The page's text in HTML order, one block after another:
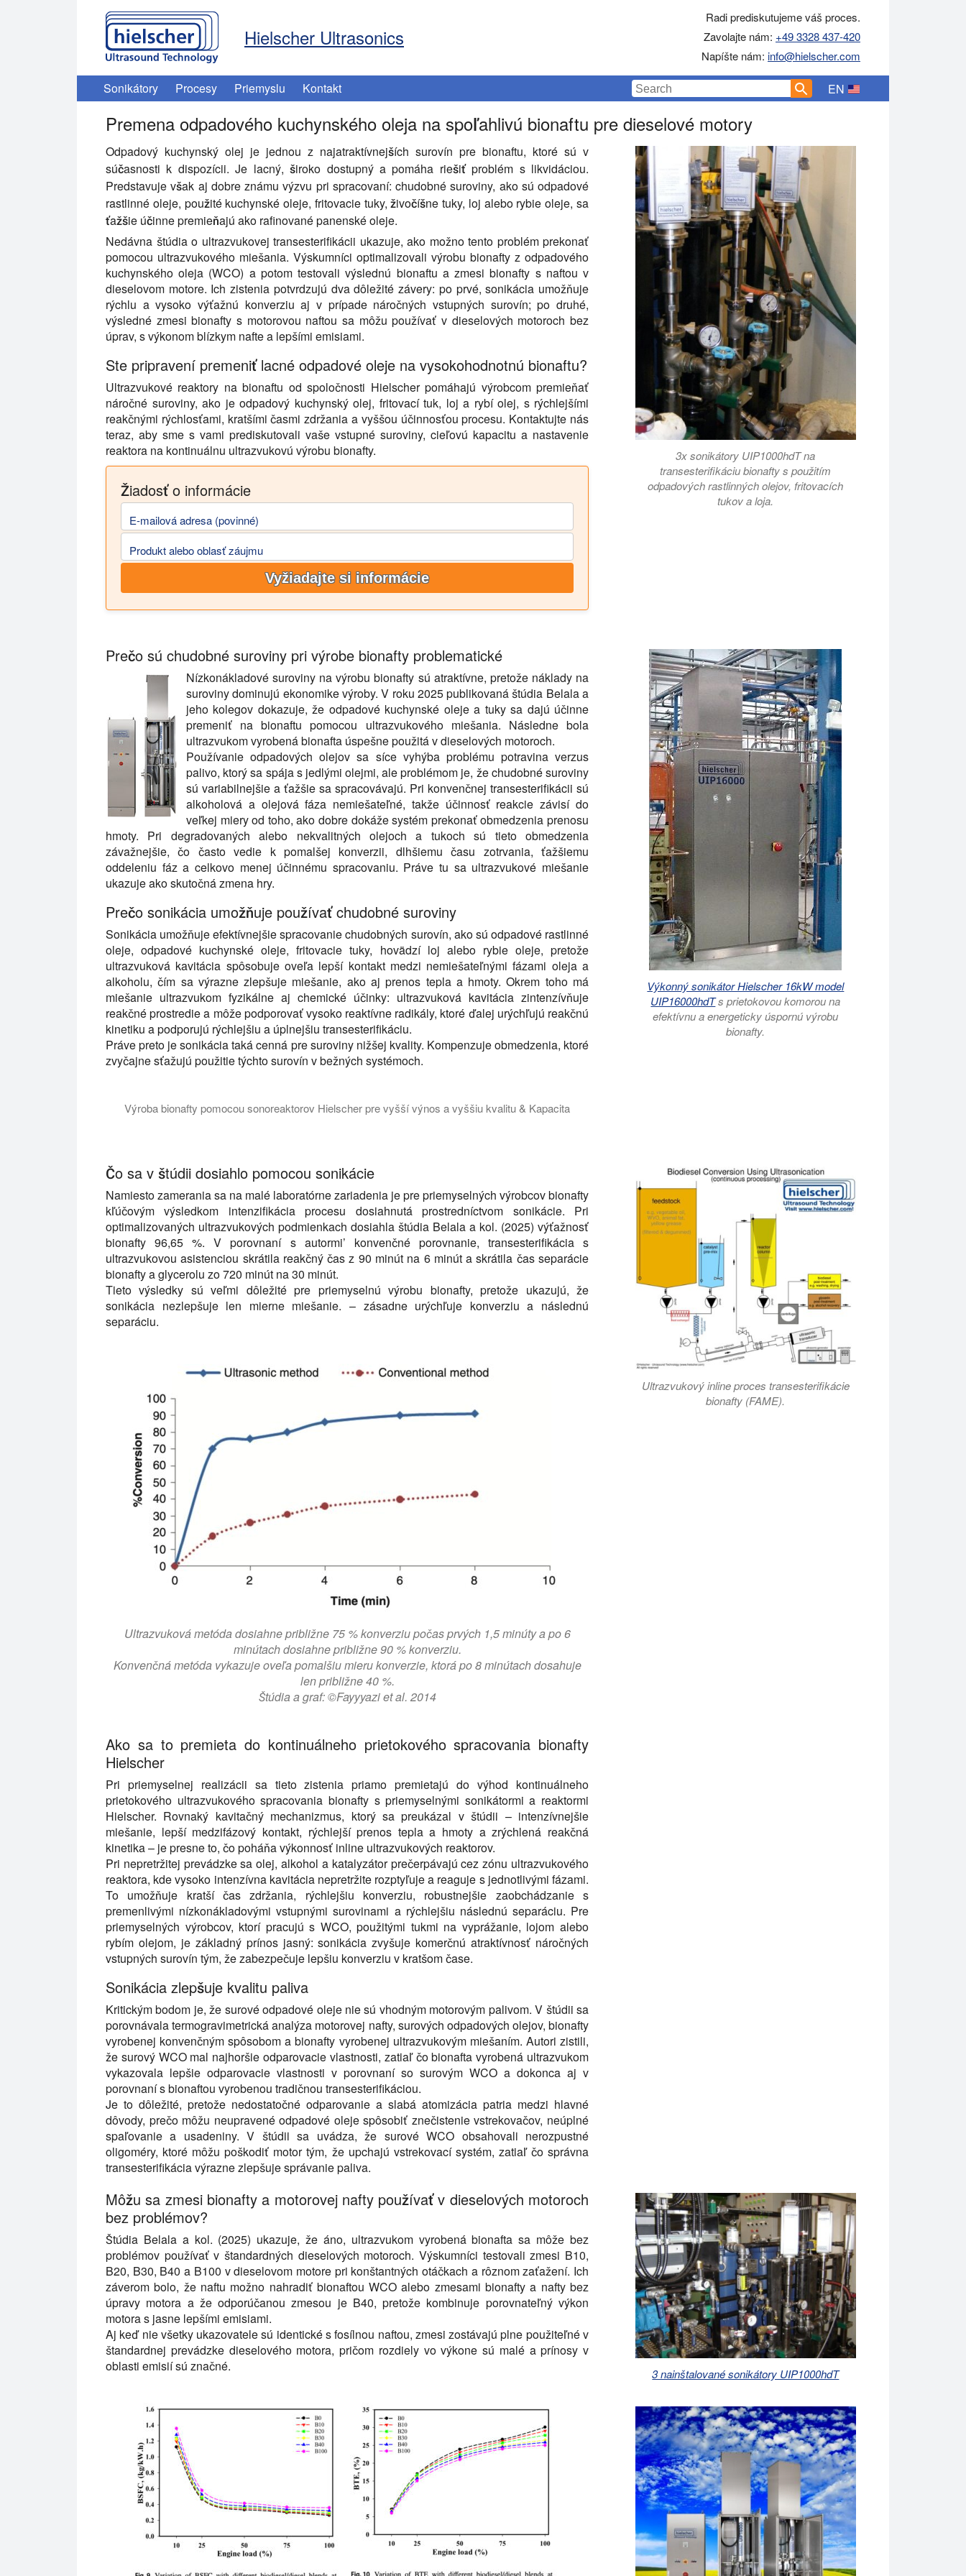
Hielscher Ultrasonics
Radi prediskutujeme váš proces.
Zavolajte nám: +49 3328 437-420
Napíšte nám: info@hielscher.com
Sonikátory Procesy Priemyslu Kontakt EN
Premena odpadového kuchynského oleja na spoľahlivú bionaftu pre dieselové motory
Odpadový kuchynský olej je jednou z najatraktívnejších surovín pre bionaftu, ktoré sú v
súčasnosti k dispozícii. Je lacný, široko dostupný a pomáha riešiť problém s likvidáciou.
Predstavuje však aj dobre známu výzvu pri spracovaní: chudobné suroviny, ako sú odpadové
rastlinné oleje, použité kuchynské oleje, fritovacie tuky, živočíšne tuky, loj alebo rybie oleje, sa
ťažšie účinne premieňajú ako rafinované panenské oleje.
Nedávna štúdia o ultrazvukovej transesterifikácii ukazuje, ako možno tento problém prekonať
pomocou ultrazvukového miešania. Výskumníci optimalizovali výrobu bionafty z odpadového
kuchynského oleja (WCO) a potom testovali výslednú bionaftu a zmesi bionafty s naftou v
dieselovom motore. Ich zistenia potvrdzujú dva dôležité závery: po prvé, sonikácia umožňuje
rýchlu a vysoko výťažnú konverziu aj v prípade náročných vstupných surovín; po druhé,
výsledné zmesi bionafty s motorovou naftou sa môžu používať v dieselových motoroch bez
úprav, s výkonom blízkym nafte a lepšími emisiami.
Ste pripravení premeniť lacné odpadové oleje na vysokohodnotnú bionaftu?
Ultrazvukové reaktory na bionaftu od spoločnosti Hielscher pomáhajú výrobcom premieňať
náročné suroviny, ako je odpadový kuchynský olej, fritovací tuk, loj a rybí olej, s rýchlejšími
reakčnými rýchlosťami, kratšími časmi zdržania a vyššou účinnosťou procesu. Kontaktujte nás
teraz, aby sme s vami prediskutovali vaše vstupné suroviny, cieľovú kapacitu a nastavenie
reaktora na kontinuálnu ultrazvukovú výrobu bionafty.
Žiadosť o informácie
E-mailová adresa (povinné)
Produkt alebo oblasť záujmu
Vyžiadajte si informácie
3x sonikátory UIP1000hdT na
transesterifikáciu bionafty s použitím
odpadových rastlinných olejov, fritovacích
tukov a loja.
Prečo sú chudobné suroviny pri výrobe bionafty problematické
Nízkonákladové suroviny na výrobu bionafty sú atraktívne, pretože náklady na
suroviny dominujú ekonomike výroby. V roku 2025 publikovaná štúdia Belala a
jeho kolegov dokazuje, že odpadové kuchynské oleje a tuky sa dajú účinne
premeniť na bionaftu pomocou ultrazvukového miešania. Následne bola
ultrazvukom vyrobená bionafta úspešne použitá v dieselových motoroch.
Používanie odpadových olejov sa síce vyhýba problému potravina verzus
palivo, ktorý sa spája s jedlými olejmi, ale problémom je, že chudobné suroviny
sú variabilnejšie a ťažšie sa spracovávajú. Pri konvenčnej transesterifikácii sú
alkoholová a olejová fáza nemiešateľné, takže účinnosť reakcie závisí do
veľkej miery od toho, ako dobre dokáže systém prekonať obmedzenia prenosu
hmoty. Pri degradovaných alebo nekvalitných olejoch a tukoch sú tieto obmedzenia
závažnejšie, čo často vedie k pomalšej konverzii, dlhšiemu času zotrvania, ťažšiemu
oddeleniu fáz a celkovo menej účinnému spracovaniu. Práve tu sa ultrazvukové miešanie
ukazuje ako skutočná zmena hry.
Prečo sonikácia umožňuje používať chudobné suroviny
Sonikácia umožňuje efektívnejšie spracovanie chudobných surovín, ako sú odpadové rastlinné
oleje, odpadové kuchynské oleje, fritovacie tuky, hovädzí loj alebo rybie oleje, pretože
ultrazvuková kavitácia spôsobuje oveľa lepší kontakt medzi nemiešateľnými fázami oleja a
alkoholu, čím sa výrazne zlepšuje miešanie, ako aj prenos tepla a hmoty. Okrem toho má
miešanie ultrazvukom fyzikálne aj chemické účinky: ultrazvuková kavitácia zintenzívňuje
reakčné prostredie a môže podporovať vysoko reaktívne radikály, ktoré ďalej urýchľujú reakčnú
kinetiku a podporujú rýchlejšiu a úplnejšiu transesterifikáciu.
Práve preto je sonikácia taká cenná pre suroviny nižšej kvality. Kompenzuje obmedzenia, ktoré
zvyčajne sťažujú použitie týchto surovín v bežných systémoch.
Výroba bionafty pomocou sonoreaktorov Hielscher pre vyšší výnos a vyššiu kvalitu & Kapacita
Výkonný sonikátor Hielscher 16kW model
UIP16000hdTs prietokovou komorou na
efektívnu a energeticky úspornú výrobu
bionafty.
Čo sa v štúdii dosiahlo pomocou sonikácie
Namiesto zamerania sa na malé laboratórne zariadenia je pre priemyselných výrobcov bionafty
kľúčovým výsledkom intenzifikácia procesu dosiahnutá prostredníctvom sonikácie. Pri
optimalizovaných ultrazvukových podmienkach dosiahla štúdia Belala a kol. (2025) výťažnosť
bionafty 96,65 %. V porovnaní s autormi’ konvenčné porovnanie, transesterifikácia s
ultrazvukovou asistenciou skrátila reakčný čas z 90 minút na 6 minút a skrátila čas separácie
bionafty a glycerolu zo 720 minút na 30 minút.
Tieto výsledky sú veľmi dôležité pre priemyselnú výrobu bionafty, pretože ukazujú, že
sonikácia nezlepšuje len mierne miešanie. – zásadne urýchľuje konverziu a následnú
separáciu.
Ultrazvuková metóda dosiahne približne 75 % konverziu počas prvých 1,5 minúty a po 6
minútach dosiahne približne 90 % konverziu.
Konvenčná metóda vykazuje oveľa pomalšiu mieru konverzie, ktorá po 8 minútach dosahuje
len približne 40 %.
Štúdia a graf: ©Fayyyazi et al. 2014
Ako sa to premieta do kontinuálneho prietokového spracovania bionafty
Hielscher
Pri priemyselnej realizácii sa tieto zistenia priamo premietajú do výhod kontinuálneho
prietokového ultrazvukového spracovania bionafty s priemyselnými sonikátormi a reaktormi
Hielscher. Rovnaký kavitačný mechanizmus, ktorý sa preukázal v štúdii – intenzívnejšie
miešanie, lepší medzifázový kontakt, rýchlejší prenos tepla a hmoty a zrýchlená reakčná
kinetika – je presne to, čo poháňa výkonnosť inline ultrazvukových reaktorov.
Pri nepretržitej prevádzke sa olej, alkohol a katalyzátor prečerpávajú cez zónu ultrazvukového
reaktora, kde vysoko intenzívna kavitácia nepretržite rozptyľuje a reaguje s jednotlivými fázami.
To umožňuje kratší čas zdržania, rýchlejšiu konverziu, robustnejšie zaobchádzanie s
premenlivými nízkonákladovými vstupnými surovinami a rýchlejšiu následnú separáciu. Pre
priemyselných výrobcov, ktorí pracujú s WCO, použitými tukmi na vyprážanie, lojom alebo
rybím olejom, je základný prínos jasný: sonikácia zvyšuje komerčnú atraktívnosť náročných
vstupných surovín tým, že zabezpečuje lepšiu konverziu v kratšom čase.
Sonikácia zlepšuje kvalitu paliva
Kritickým bodom je, že surové odpadové oleje nie sú vhodným motorovým palivom. V štúdii sa
porovnávala termogravimetrická analýza motorovej nafty, surových odpadových olejov, bionafty
vyrobenej konvenčným spôsobom a bionafty vyrobenej ultrazvukovým miešaním. Autori zistili,
že surový WCO mal najhoršie odparovacie vlastnosti, zatiaľ čo bionafta vyrobená ultrazvukom
vykazovala lepšie odparovacie vlastnosti v porovnaní so surovým WCO a dokonca aj v
porovnaní s bionaftou vyrobenou tradičnou transesterifikáciou.
Je to dôležité, pretože nedostatočné odparovanie a slabá atomizácia patria medzi hlavné
dôvody, prečo môžu neupravené odpadové oleje spôsobiť znečistenie vstrekovačov, neúplné
spaľovanie a usadeniny. V štúdii sa uvádza, že surové WCO obsahovali nerozpustné
oligoméry, ktoré môžu poškodiť motor tým, že upchajú vstrekovací systém, zatiaľ čo správna
transesterifikácia výrazne zlepšuje správanie paliva.
Ultrazvukový inline proces transesterifikácie
bionafty (FAME).
Môžu sa zmesi bionafty a motorovej nafty používať v dieselových motoroch
bez problémov?
Štúdia Belala a kol. (2025) ukazuje, že áno, ultrazvukom vyrobená bionafta sa môže bez
problémov používať v štandardných dieselových motoroch. Výskumníci testovali zmesi B10,
B20, B30, B40 a B100 v dieselovom motore pri konštantných otáčkach a rôznom zaťažení. Ich
záverom bolo, že naftu možno nahradiť bionaftou WCO alebo zmesami bionafty a nafty bez
úpravy motora a že odporúčanou zmesou je B40, pretože kombinuje porovnateľný výkon
motora s jasne lepšími emisiami.
Aj keď nie všetky ukazovatele sú identické s fosílnou naftou, zmesi zostávajú plne použiteľné v
štandardnej prevádzke dieselového motora, pričom rozdiely vo výkone sú malé a prínosy v
oblasti emisií sú značné.
3 nainštalované sonikátory UIP1000hdT